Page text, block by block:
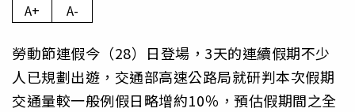
A+ A-
勞動節連假今（28）日登場，3天的連續假期不少
人已規劃出遊，交通部高速公路局就研判本次假期
交通量較一般例假日略增約10％，預估假期間之全